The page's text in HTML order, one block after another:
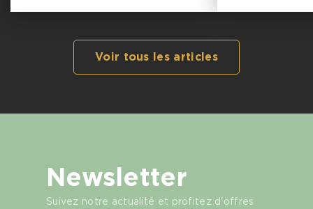
Voir tous les articles
Newsletter
Suivez notre actualité et profitez d'offres